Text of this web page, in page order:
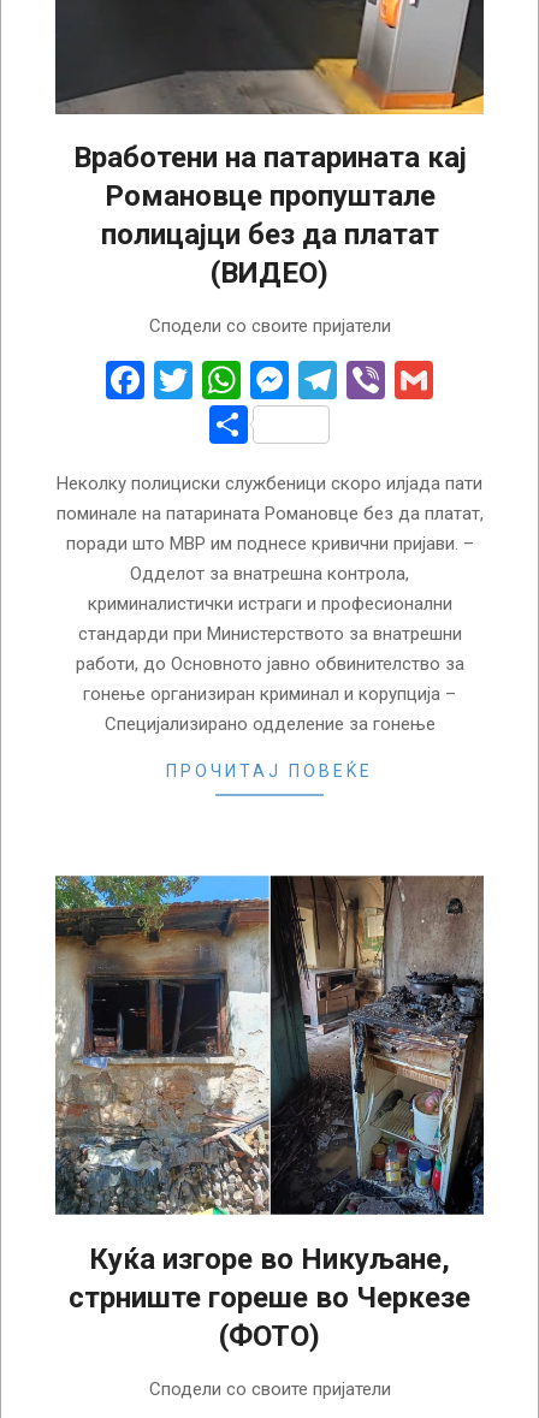
Вработени на патарината кај
Романовце пропуштале
полицајци без да платат
(ВИДЕО)
Сподели со своите пријатели
Facebook
Twitter
WhatsApp
Messenger
Telegram
Viber
Share
Неколку полициски службеници скоро илјада пати
поминале на патарината Романовце без да платат,
поради што МВР им поднесе кривични пријави. –
Одделот за внатрешна контрола,
криминалистички истраги и професионални
стандарди при Министерството за внатрешни
работи, до Основното јавно обвинителство за
гонење организиран криминал и корупција –
Специјализирано одделение за гонење
ПРОЧИТАЈ ПОВЕЌЕ
Куќа изгоре во Никуљане,
стрниште гореше во Черкезе
(ФОТО)
Сподели со своите пријатели